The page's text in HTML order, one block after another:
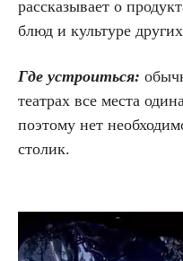
рассказывает о
блюд и культуре
Где устроиться:
театрах все места
поэтому нет
столик.